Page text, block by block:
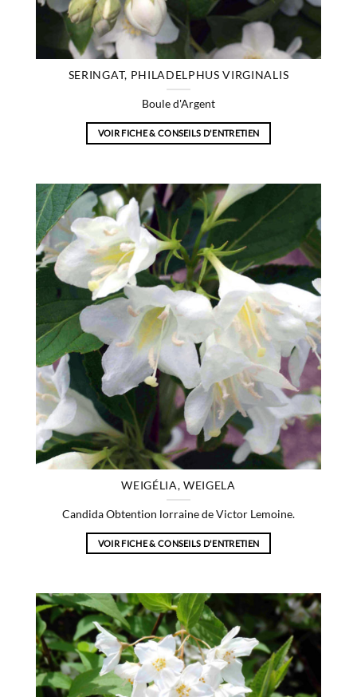
SERINGAT, PHILADELPHUS VIRGINALIS
Boule d'Argent
VOIR FICHE & CONSEILS D'ENTRETIEN
WEIGÉLIA, WEIGELA
Candida Obtention lorraine de Victor Lemoine.
VOIR FICHE & CONSEILS D'ENTRETIEN